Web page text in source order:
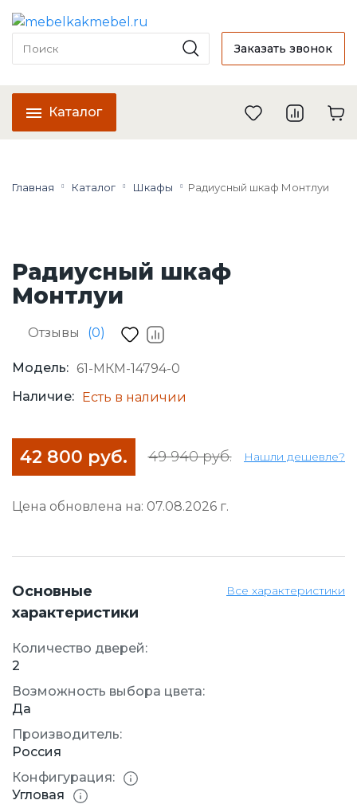
Заказать звонок
Каталог
Главная Каталог Шкафы Радиусный шкаф Монтлуи
Радиусный шкаф
Монтлуи
Отзывы (0)
Модель: 61-МКМ-14794-0
Наличие:
Есть в наличии
42 800 руб. 49 940 руб. Нашли дешевле?
Цена обновлена на: 07.08.2026 г.
Основные
характеристики
Все характеристики
Количество дверей:
2
Возможность выбора цвета:
Да
Производитель:
Россия
Конфигурация:
Угловая